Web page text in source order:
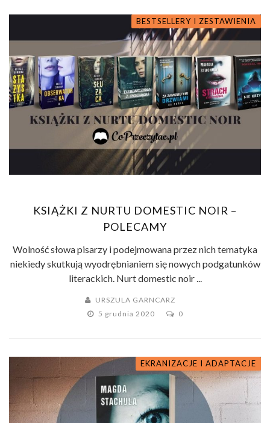
BESTSELLERY I ZESTAWIENIA
KSIĄŻKI Z NURTU DOMESTIC NOIR –
POLECAMY
Wolność słowa pisarzy i podejmowana przez nich tematyka
niekiedy skutkują wyodrębnianiem się nowych podgatunków
literackich. Nurt domestic noir ...
URSZULA GARNCARZ
5 grudnia 2020
0
EKRANIZACJE I ADAPTACJE